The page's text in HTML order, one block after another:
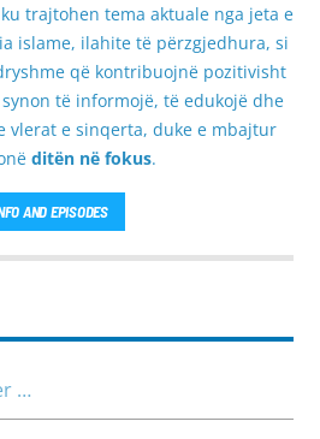
trajtohen tema aktuale nga jeta e
islame, ilahite të përzgjedhura, si
që kontribuojnë pozitivisht
të informojë, të edukojë dhe
vlerat e sinqerta, duke e mbajtur
ditën në fokus.
AND EPISODES